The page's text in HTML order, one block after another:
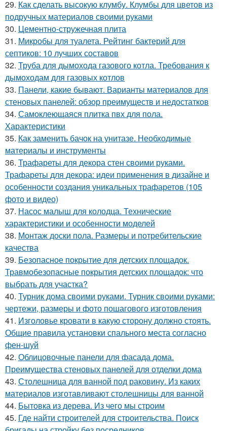
29. Как сделать высокую клумбу. Клумбы для цветов из
подручных материалов своими руками
30. Цементно-стружечная плита
31. Микробы для туалета. Рейтинг бактерий для
септиков: 10 лучших составов
32. Труба для дымохода газового котла. Требования к
дымоходам для газовых котлов
33. Панели, какие бывают. Варианты материалов для
стеновых панелей: обзор преимуществ и недостатков
34. Самоклеющаяся плитка пвх для пола.
Характеристики
35. Как заменить бачок на унитазе. Необходимые
материалы и инструменты
36. Трафареты для декора стен своими руками.
Трафареты для декора: идеи применения в дизайне и
особенности создания уникальных трафаретов (105
фото и видео)
37. Насос малыш для колодца. Технические
характеристики и особенности моделей
38. Монтаж доски пола. Размеры и потребительские
качества
39. Безопасное покрытие для детских площадок.
Травмобезопасные покрытия детских площадок: что
выбрать для участка?
40. Турник дома своими руками. Турник своими руками:
чертежи, размеры и фото пошагового изготовления
41. Изголовье кровати в какую сторону должно стоять.
Общие правила установки спального места согласно
фен-шуй
42. Облицовочные панели для фасада дома.
Преимущества стеновых панелей для отделки дома
43. Столешница для ванной под раковину. Из каких
материалов изготавливают столешницы для ванной
44. Бытовка из дерева. Из чего мы строим
45. Где найти строителей для строительства. Поиск